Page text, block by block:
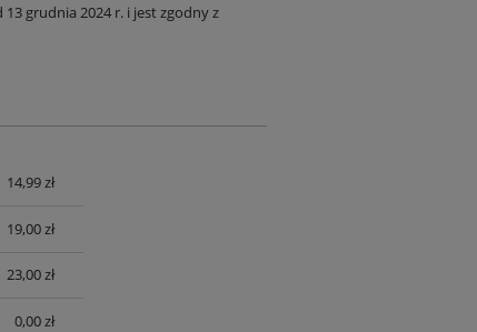
grudnia 2024 r. i jest zgodny z
14,99 zł
19,00 zł
23,00 zł
0,00 zł